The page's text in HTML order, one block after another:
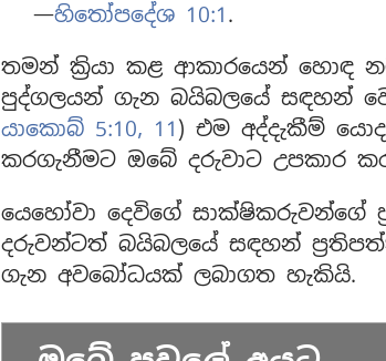
—හිතෝපදේශ 10:1 .
තමන් ක්‍රියා කළ ආකාරයෙන් හොඳ
පුද්ගලයන් ගැන බයිබලයේ සඳහන්
යාකොබ් 5:10, 11 ) එම අද්දැකීම්
කරගැනීමට ඔබේ දරුවාට උපකාර
යෙහෝවා දෙවිගේ සාක්ෂිකරුවන්ගේ
දරුවන්ටත් බයිබලයේ සඳහන්
ගැන අවබෝධයක් ලබාගත හැකියි.